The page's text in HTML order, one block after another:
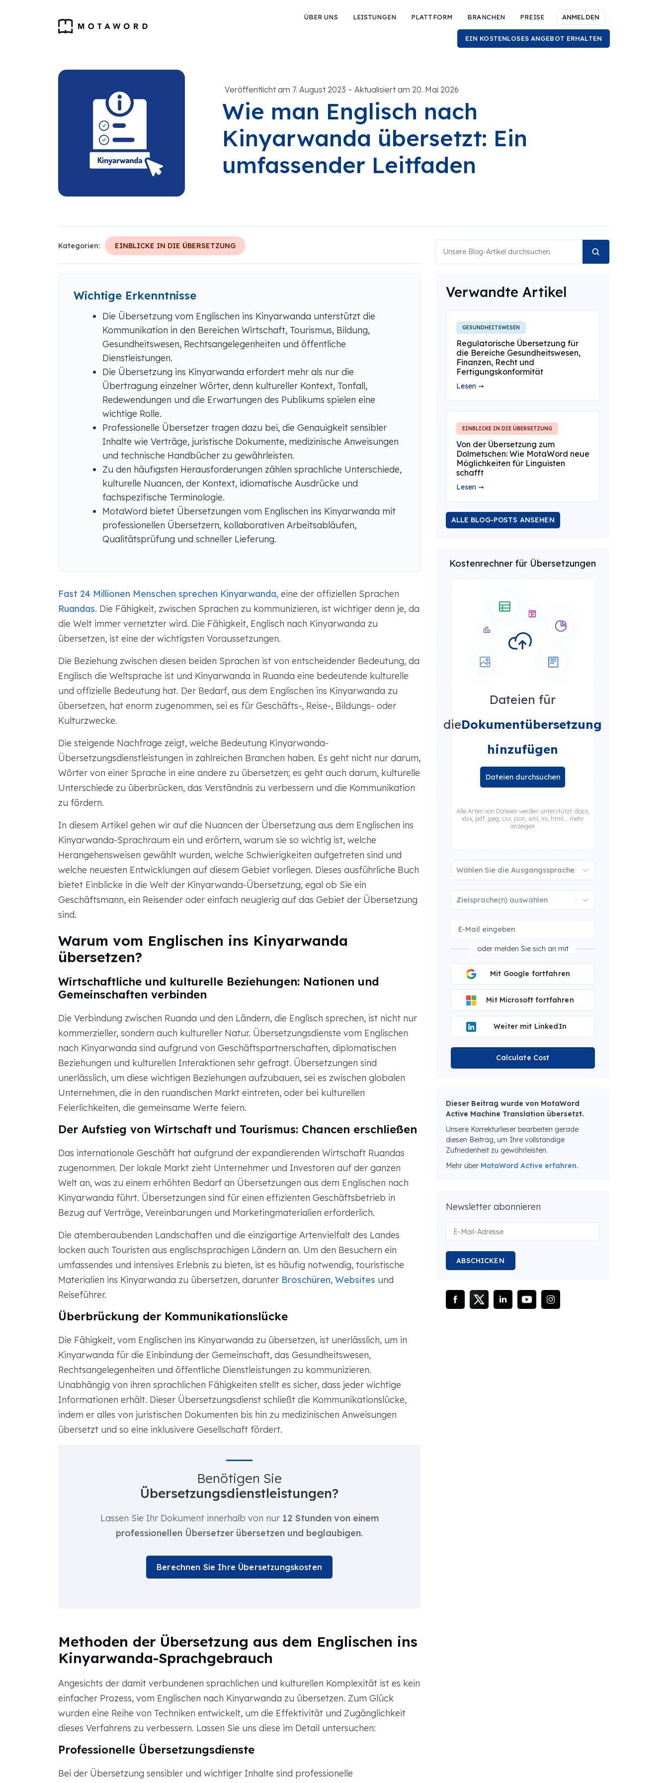
ÜBER UNS LEISTUNGEN PLATTFORM BRANCHEN PREISE ANMELDEN
EIN KOSTENLOSES ANGEBOT ERHALTEN
Veröffentlicht am 7. August 2023 - Aktualisiert am 20. Mai 2026
Wie man Englisch nach
Kinyarwanda übersetzt: Ein
umfassender Leitfaden
Kategorien: EINBLICKE IN DIE ÜBERSETZUNG
Wichtige Erkenntnisse
Die Übersetzung vom Englischen ins Kinyarwanda unterstützt die
Kommunikation in den Bereichen Wirtschaft, Tourismus, Bildung,
Gesundheitswesen, Rechtsangelegenheiten und öffentliche
Dienstleistungen.
Die Übersetzung ins Kinyarwanda erfordert mehr als nur die
Übertragung einzelner Wörter, denn kultureller Kontext, Tonfall,
Redewendungen und die Erwartungen des Publikums spielen eine
wichtige Rolle.
Professionelle Übersetzer tragen dazu bei, die Genauigkeit sensibler
Inhalte wie Verträge, juristische Dokumente, medizinische Anweisungen
und technische Handbücher zu gewährleisten.
Zu den häufigsten Herausforderungen zählen sprachliche Unterschiede,
kulturelle Nuancen, der Kontext, idiomatische Ausdrücke und
fachspezifische Terminologie.
MotaWord bietet Übersetzungen vom Englischen ins Kinyarwanda mit
professionellen Übersetzern, kollaborativen Arbeitsabläufen,
Qualitätsprüfung und schneller Lieferung.
Fast 24 Millionen Menschen sprechen Kinyarwanda,eine der offiziellen Sprachen
Ruandas. Die Fähigkeit, zwischen Sprachen zu kommunizieren, ist wichtiger denn je, da
die Welt immer vernetzter wird. Die Fähigkeit, Englisch nach Kinyarwanda zu
übersetzen, ist eine der wichtigsten Voraussetzungen.
Die Beziehung zwischen diesen beiden Sprachen ist von entscheidender Bedeutung, da
Englisch die Weltsprache ist und Kinyarwanda in Ruanda eine bedeutende kulturelle
und offizielle Bedeutung hat. Der Bedarf, aus dem Englischen ins Kinyarwanda zu
übersetzen, hat enorm zugenommen, sei es für Geschäfts-, Reise-, Bildungs- oder
Kulturzwecke.
Die steigende Nachfrage zeigt, welche Bedeutung Kinyarwanda-
Übersetzungsdienstleistungen in zahlreichen Branchen haben. Es geht nicht nur darum,
Wörter von einer Sprache in eine andere zu übersetzen; es geht auch darum, kulturelle
Unterschiede zu überbrücken, das Verständnis zu verbessern und die Kommunikation
zu fördern.
In diesem Artikel gehen wir auf die Nuancen der Übersetzung aus dem Englischen ins
Kinyarwanda-Sprachraum ein und erörtern, warum sie so wichtig ist, welche
Herangehensweisen gewählt wurden, welche Schwierigkeiten aufgetreten sind und
welche neuesten Entwicklungen auf diesem Gebiet vorliegen. Dieses ausführliche Buch
bietet Einblicke in die Welt der Kinyarwanda-Übersetzung, egal ob Sie ein
Geschäftsmann, ein Reisender oder einfach neugierig auf das Gebiet der Übersetzung
sind.
Warum vom Englischen ins Kinyarwanda
übersetzen?
Wirtschaftliche und kulturelle Beziehungen: Nationen und
Gemeinschaften verbinden
Die Verbindung zwischen Ruanda und den Ländern, die Englisch sprechen, ist nicht nur
kommerzieller, sondern auch kultureller Natur. Übersetzungsdienste vom Englischen
nach Kinyarwanda sind aufgrund von Geschäftspartnerschaften, diplomatischen
Beziehungen und kulturellen Interaktionen sehr gefragt. Übersetzungen sind
unerlässlich, um diese wichtigen Beziehungen aufzubauen, sei es zwischen globalen
Unternehmen, die in den ruandischen Markt eintreten, oder bei kulturellen
Feierlichkeiten, die gemeinsame Werte feiern.
Der Aufstieg von Wirtschaft und Tourismus: Chancen erschließen
Das internationale Geschäft hat aufgrund der expandierenden Wirtschaft Ruandas
zugenommen. Der lokale Markt zieht Unternehmer und Investoren auf der ganzen
Welt an, was zu einem erhöhten Bedarf an Übersetzungen aus dem Englischen nach
Kinyarwanda führt. Übersetzungen sind für einen effizienten Geschäftsbetrieb in
Bezug auf Verträge, Vereinbarungen und Marketingmaterialien erforderlich.
Die atemberaubenden Landschaften und die einzigartige Artenvielfalt des Landes
locken auch Touristen aus englischsprachigen Ländern an. Um den Besuchern ein
umfassendes und intensives Erlebnis zu bieten, ist es häufig notwendig, touristische
Materialien ins Kinyarwanda zu übersetzen, darunter Broschüren, Websites und
Reiseführer.
Überbrückung der Kommunikationslücke
Die Fähigkeit, vom Englischen ins Kinyarwanda zu übersetzen, ist unerlässlich, um in
Kinyarwanda für die Einbindung der Gemeinschaft, das Gesundheitswesen,
Rechtsangelegenheiten und öffentliche Dienstleistungen zu kommunizieren.
Unabhängig von ihren sprachlichen Fähigkeiten stellt es sicher, dass jeder wichtige
Informationen erhält. Dieser Übersetzungsdienst schließt die Kommunikationslücke,
indem er alles von juristischen Dokumenten bis hin zu medizinischen Anweisungen
übersetzt und so eine inklusivere Gesellschaft fördert.
Benötigen Sie
Übersetzungsdienstleistungen?
Lassen Sie Ihr Dokument innerhalb von nur 12 Stunden von einem
professionellen Übersetzer übersetzen und beglaubigen.
Berechnen Sie Ihre Übersetzungskosten
Methoden der Übersetzung aus dem Englischen ins
Kinyarwanda-Sprachgebrauch
Angesichts der damit verbundenen sprachlichen und kulturellen Komplexität ist es kein
einfacher Prozess, vom Englischen nach Kinyarwanda zu übersetzen. Zum Glück
wurden eine Reihe von Techniken entwickelt, um die Effektivität und Zugänglichkeit
dieses Verfahrens zu verbessern. Lassen Sie uns diese im Detail untersuchen:
Professionelle Übersetzungsdienste
Bei der Übersetzung sensibler und wichtiger Inhalte sind professionelle
Verwandte Artikel
GESUNDHEITSWESEN
Regulatorische Übersetzung für
die Bereiche Gesundheitswesen,
Finanzen, Recht und
Fertigungskonformität
Lesen ➞
EINBLICKE IN DIE ÜBERSETZUNG
Von der Übersetzung zum
Dolmetschen: Wie MotaWord neue
Möglichkeiten für Linguisten
schafft
Lesen ➞
ALLE BLOG-POSTS ANSEHEN
Kostenrechner für Übersetzungen
Dateien für
dieDokumentübersetzung
hinzufügen
Dateien durchsuchen
Alle Arten von Dateien werden unterstützt: docx,
xlsx, pdf, jpeg, csv, json, xml, ini, html... mehr
anzeigen
Wählen Sie die Ausgangssprache
Zielsprache(n) auswählen
oder melden Sie sich an mit
Mit Google fortfahren
Mit Microsoft fortfahren
Weiter mit LinkedIn
Calculate Cost
Dieser Beitrag wurde von MotaWord
Active Machine Translation übersetzt.
Unsere Korrekturleser bearbeiten gerade
diesen Beitrag, um Ihre vollständige
Zufriedenheit zu gewährleisten.
Mehr über MotaWord Active erfahren.
Newsletter abonnieren
ABSCHICKEN